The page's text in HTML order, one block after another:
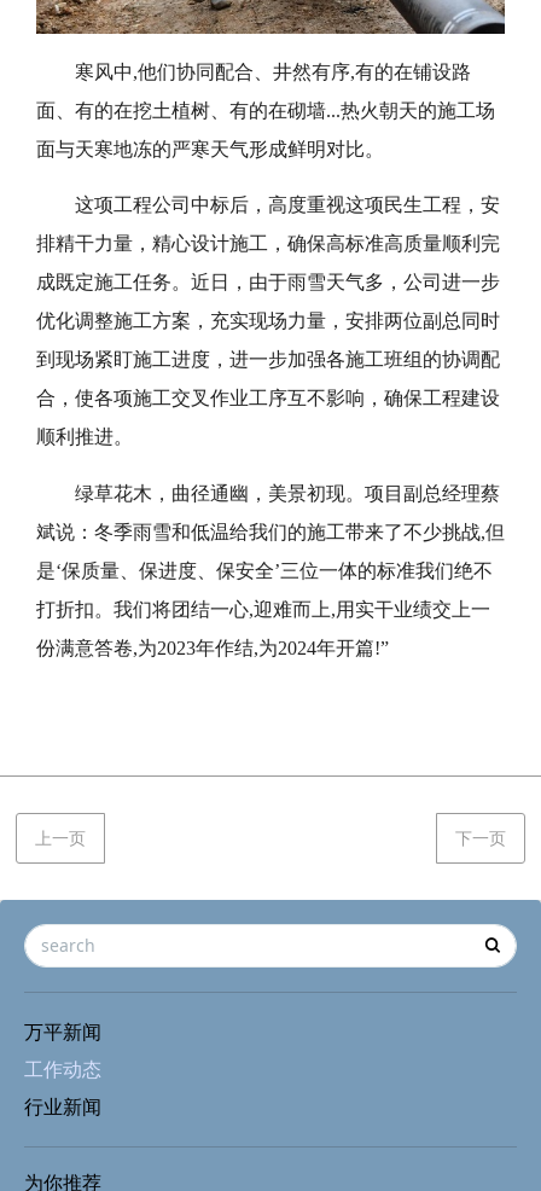
寒风中,他们协同配合、井然有序,有的在铺设路
面、有的在挖土植树、有的在砌墙...热火朝天的施工场
面与天寒地冻的严寒天气形成鲜明对比。
这项工程公司中标后，高度重视这项民生工程，安
排精干力量，精心设计施工， 确保高标准高质量顺利完
成既定施工任务。 近日，由于雨雪天气多，公司进一步
优化调整施工方案 ， 充实现场力量，安排两位副总同时
到现场紧盯施工进度， 进一步加强各施工班组的协调配
合 ， 使各项施工交叉作业工序互不影响 ， 确保工程建设
顺利推进。
绿草花木 ， 曲径通幽， 美景初现。 项目 副 总经理蔡
斌说 ： 冬季雨雪和低温给我们的施工带来了不少挑战,但
是‘保质量、保进度
保安全’三位一体的标准我们绝不
打折扣。我们将团结一心,迎难而上,用实干业绩交上一
份满意答卷,为2023年作结,为2024年开篇!”
上一页 下一页
万平新闻
工作动态
行业新闻
为你推荐